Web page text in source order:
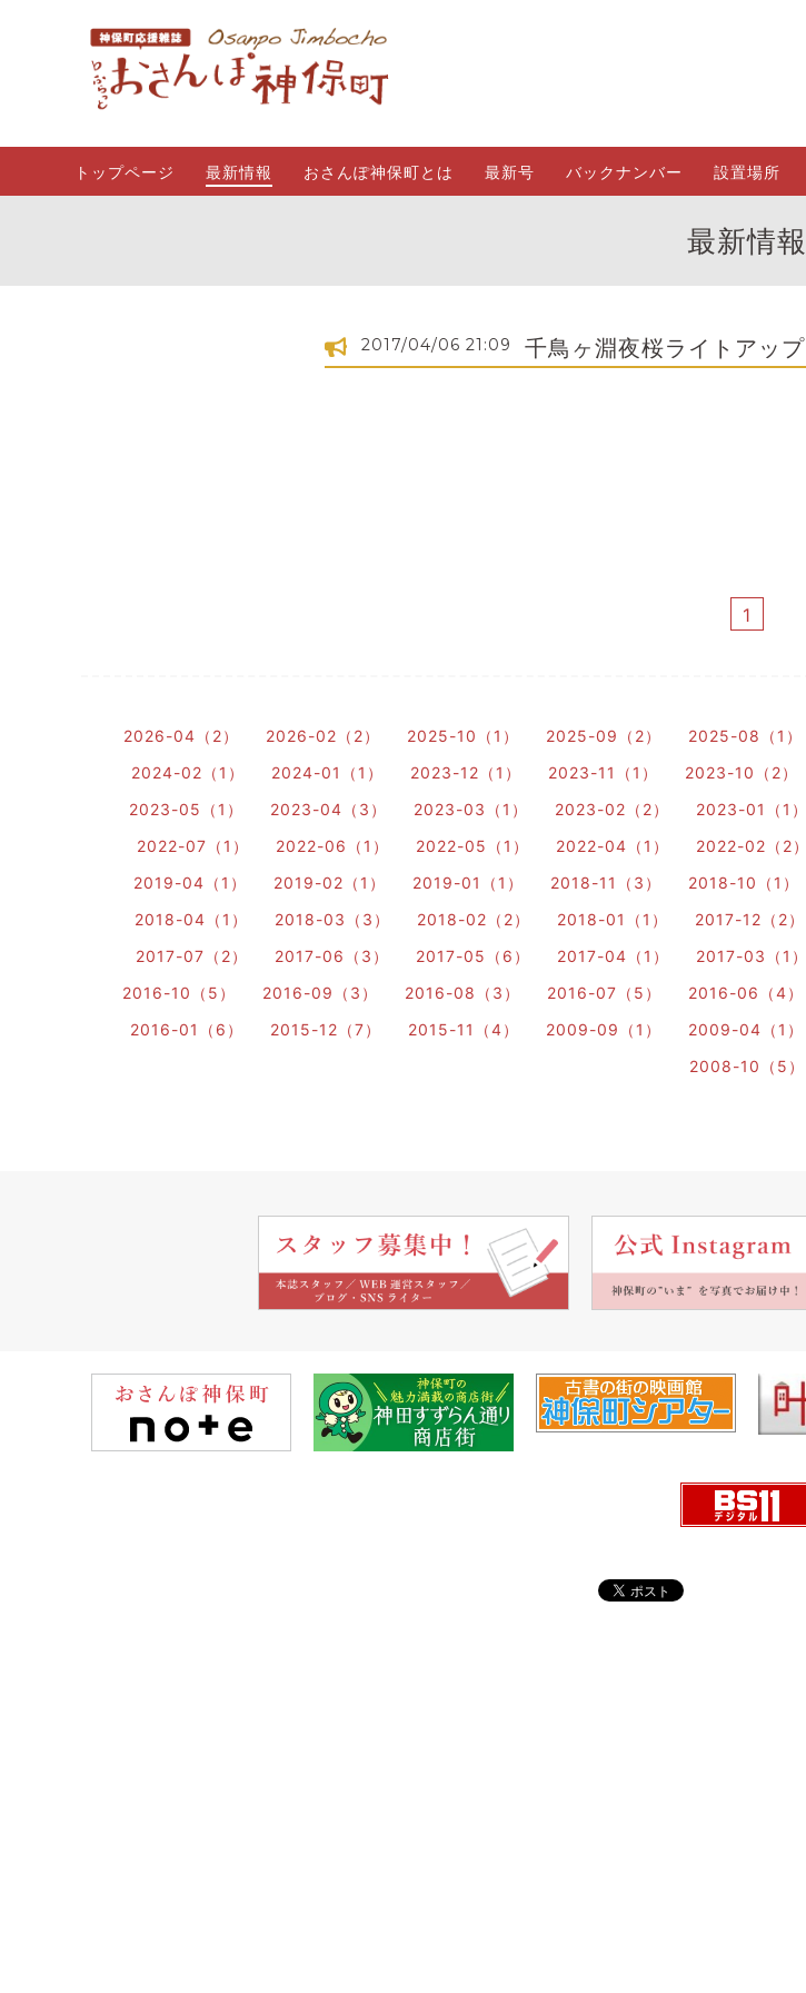
トップページ 最新情報 おさんぽ神保町とは 最新号 バックナンバー 設置場所
最新情報
2017/04/06 21:09 千鳥ヶ淵夜桜ライトアップ
1
2026-04（2） 2026-02（2） 2025-10（1） 2025-09（2） 2025-08（1）
2024-02（1）
2024-01（1） 2023-12（1） 2023-11（1） 2023-10（2）
2023-05（1）
2023-04（3） 2023-03（1） 2023-02（2） 2023-01（1）
2022-07（1）
2022-06（1） 2022-05（1） 2022-04（1） 2022-02（2）
2019-04（1）
2019-02（1） 2019-01（1） 2018-11（3） 2018-10（1）
2018-04（1）
2018-03（3） 2018-02（2） 2018-01（1） 2017-12（2）
2017-07（2）
2017-06（3） 2017-05（6） 2017-04（1） 2017-03（1）
2016-10（5）
2016-09（3） 2016-08（3） 2016-07（5） 2016-06（4）
2016-01（6）
2015-12（7） 2015-11（4） 2009-09（1） 2009-04（1）
2008-10（5）